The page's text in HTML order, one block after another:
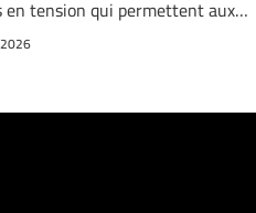
en tension qui permettent aux…